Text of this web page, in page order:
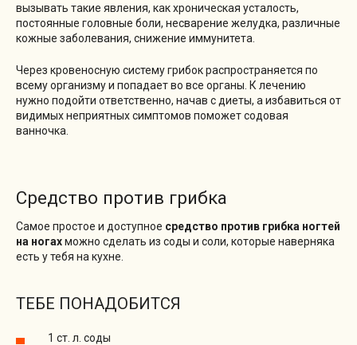
вызывать такие явления, как хроническая усталость,
постоянные головные боли, несварение желудка, различные
кожные заболевания, снижение иммунитета.
Через кровеносную систему грибок распространяется по
всему организму и попадает во все органы. К лечению
нужно подойти ответственно, начав с диеты, а избавиться от
видимых неприятных симптомов поможет содовая
ванночка.
Средство против грибка
Самое простое и доступное средство против грибка ногтей
на ногахможно сделать из соды и соли, которые наверняка
есть у тебя на кухне.
ТЕБЕ ПОНАДОБИТСЯ
1 ст. л. соды